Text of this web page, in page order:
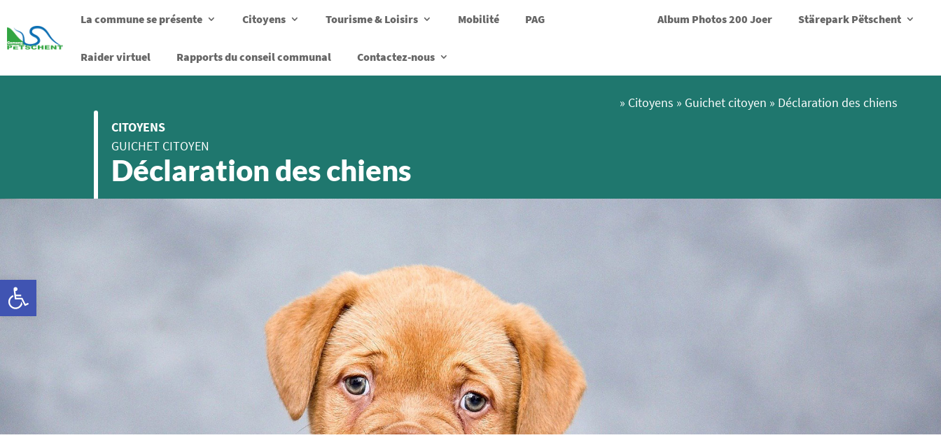
La commune se présente Citoyens Tourisme & Loisirs Mobilité PAG Album Photos 200 Joer Stärepark Pëtschent
Raider virtuel Rapports du conseil communal Contactez-nous
CITOYENS
GUICHET CITOYEN
Déclaration des chiens
» Citoyens » Guichet citoyen » Déclaration des chiens
Ouvrir la barre d’outils